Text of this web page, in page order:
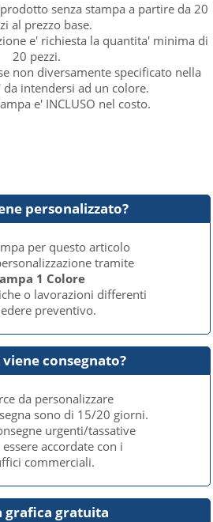
senza stampa a partire da 20
al prezzo base.
e' richiesta la quantita' minima di
20 pezzi.
non diversamente specificato nella
da intendersi ad un colore.
e' INCLUSO nel costo.
personalizzato?
per questo articolo
tramite
1 Colore
o lavorazioni differenti
preventivo.
consegnato?
da personalizzare
sono di 15/20 giorni.
urgenti/tassative
accordate con i
commerciali.
grafica gratuita